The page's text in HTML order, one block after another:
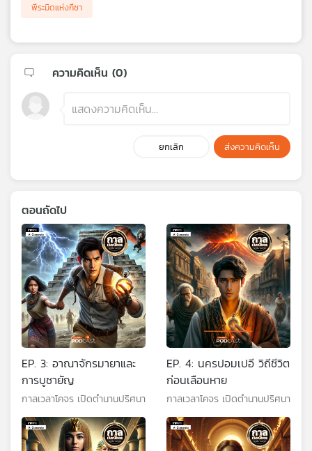
พีระมิดแห่งกีซา
ความคิดเห็น (0)
ยกเลิก ส่งความคิดเห็น
ตอนถัดไป
EP. 3: อาณาจักรมายาและ
การบูชายัญ
กาลเวลาโคจร เปิดตำนานปริศนา
EP. 4: นครปอมเปอี วิถีชีวิต
ก่อนเลือนหาย
กาลเวลาโคจร เปิดตำนานปริศนา